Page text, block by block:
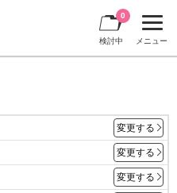
メニュー
検討中
0
変更する
変更する
変更する